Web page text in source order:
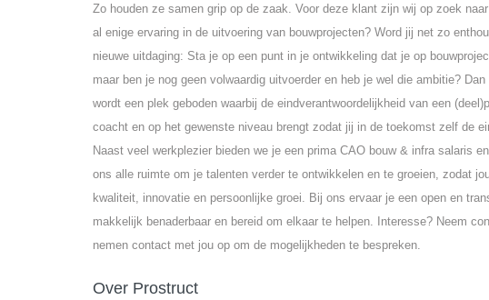
Zo houden ze samen grip op de zaak. Voor deze klant zijn wij op zoek
al enige ervaring in de uitvoering van bouwprojecten? Word jij net zo
nieuwe uitdaging: Sta je op een punt in je ontwikkeling dat je op
maar ben je nog geen volwaardig uitvoerder en heb je wel die ambitie?
wordt een plek geboden waarbij de eindverantwoordelijkheid van een
coacht en op het gewenste niveau brengt zodat jij in de toekomst zelf de
Naast veel werkplezier bieden we je een prima CAO bouw & infra salaris
ons alle ruimte om je talenten verder te ontwikkelen en te groeien, zodat
kwaliteit, innovatie en persoonlijke groei. Bij ons ervaar je een open en
makkelijk benaderbaar en bereid om elkaar te helpen. Interesse? Neem
nemen contact met jou op om de mogelijkheden te bespreken.
Over Prostruct